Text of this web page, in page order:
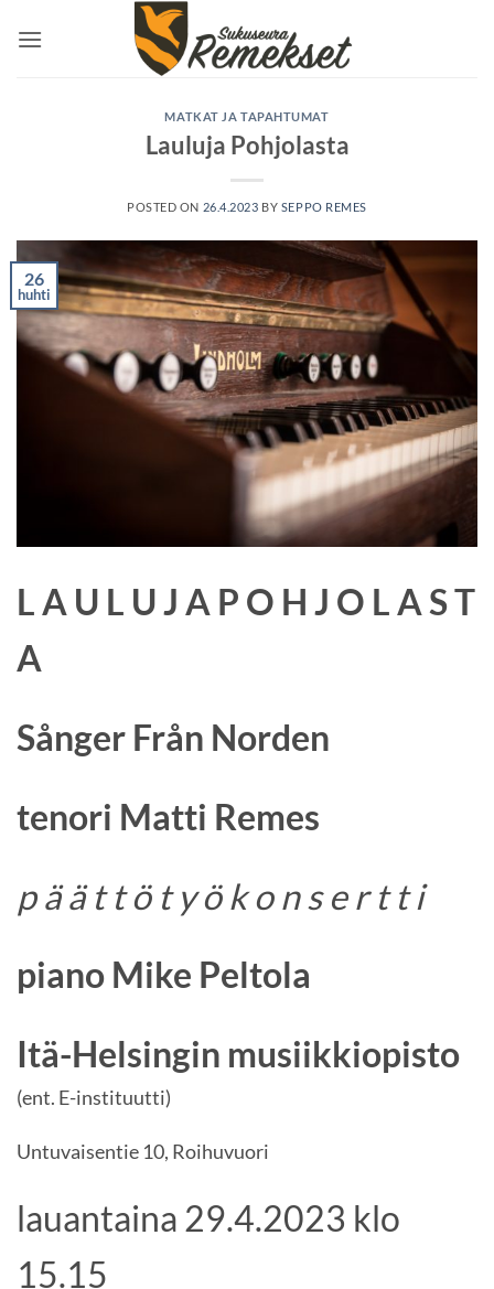
MATKAT JA TAPAHTUMAT
Lauluja Pohjolasta
POSTED ON 26.4.2023 BY SEPPO REMES
26
huhti
L A U L U J A P O H J O L A S T
A
Sånger Från Norden
tenori Matti Remes
p ä ä t t ö t y ö k o n s e r t t i
piano Mike Peltola
Itä-Helsingin musiikkiopisto
(ent. E-instituutti)
Untuvaisentie 10, Roihuvuori
lauantaina 29.4.2023 klo
15.15